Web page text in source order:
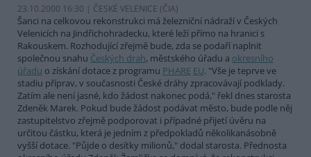
23.10.2000 16:30 | ČESKÉ VELENICE (ČIA)
Šanci na celkovou rekonstrukci má železniční nádraží v Českých
Velenicích na Jindřichohradecku, které leží přímo na hranici s
Rakouskem. Rozhodující zřejmě bude, zda se podaří naplnit
společnou snahu Českých drah, městského úřadu a okresního
úřadu o získání dotace z programu PHARE EU. "Vše je teprve ve
stadiu příprav, v současnosti České dráhy zpracovávají podklady.
Zatím ale není jasné, kdo žádost nakonec podá," řekl dnes starosta
Zdeněk Marek. Pokud bude žádost podávat město, bude podle něj
zastupitelstvo zřejmě podporovat i případné přijetí úvěru na
určitou částku, která je jedním z předpokladů několikanásobně
vyšší dotace. "Půjde o desítky milionů," dodal starosta. Přednosta